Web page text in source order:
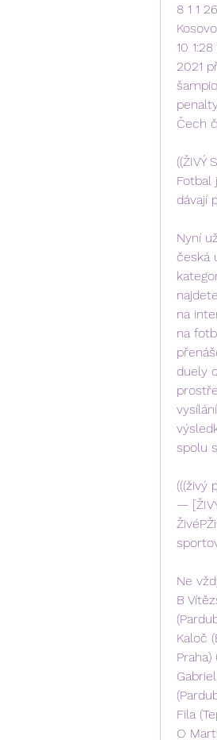
8 1 1
10
2021
Čech
((ŽIVÝ
Fotbal
dávají
Nyní
česká
na
na
duely
spolu
(((živý
—
Ne
B
Kaloč
Fila
O